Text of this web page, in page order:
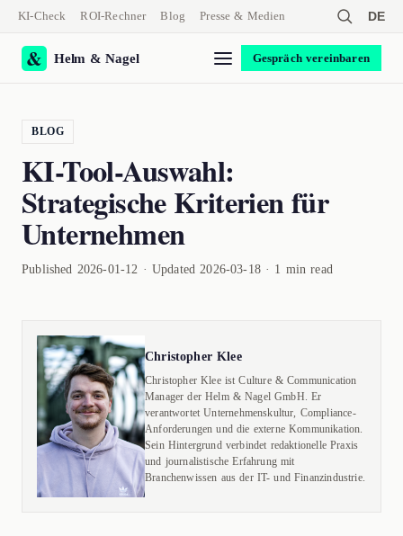
KI-Check ROI-Rechner Blog Presse & Medien DE
Helm & Nagel Gespräch vereinbaren
BLOG
KI-Tool-Auswahl:
Strategische Kriterien für
Unternehmen
Published 2026-01-12 · Updated 2026-03-18 · 1 min read
Christopher Klee
Christopher Klee ist Culture & Communication
Manager der Helm & Nagel GmbH. Er
verantwortet Unternehmenskultur, Compliance-
Anforderungen und die externe Kommunikation.
Sein Hintergrund verbindet redaktionelle Praxis
und journalistische Erfahrung mit
Branchenwissen aus der IT- und Finanzindustrie.